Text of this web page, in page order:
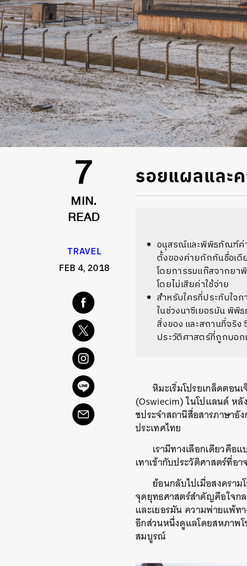
7
MIN.
READ
TRAVEL
FEB 4, 2018
รอยแผลและ
อนุสรณ์และพิพิธภัณฑ์ค่า
ตั้งของค่ายกักกันชื่อเดี
โดยการรมแก๊สจากยา
โดยไม่เสียค่าใช้จ่าย
สำหรับใครที่ประทับใจ
ในช่วงนาซีเยอรมัน พิ
สิ่งของ และสถานที่จริง
ประวัติศาสตร์ที่ถูกบอก
หิมะเริ่มโปรยเกล็ดตอน
(Oswiecim) ในโปแลนด์ หลั
ชประจำสถานีสื่อสารภาษาอั
ประเทศไทย
เรามีทางเลือกเดียวคื
เทาเข้ากับประวัติศาสตร์ที่อ
ย้อนกลับไปเมื่อสงครา
จุดยุทธศาสตร์สำคัญคือใจก
และเยอรมัน ความพ่ายแพ้ท
อีกส่วนหนึ่งดูแลโดยสหภาพ
สมบูรณ์